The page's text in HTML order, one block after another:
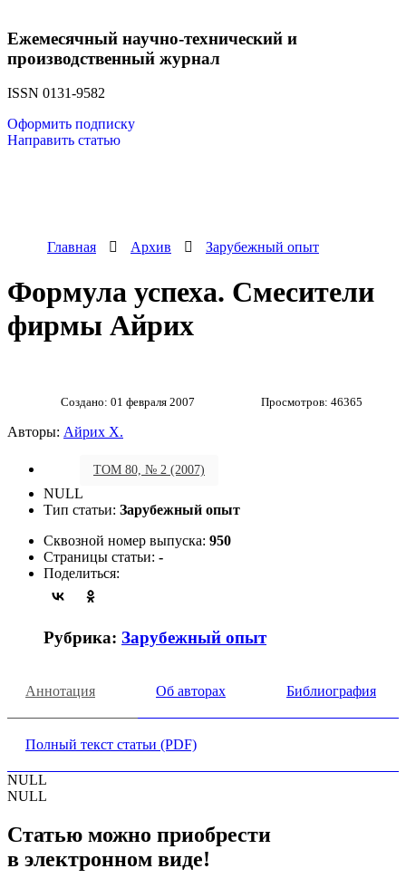
Ежемесячный научно-технический и
производственный журнал
ISSN 0131-9582
Оформить подписку
Направить статью
Главная Архив Зарубежный опыт
Формула успеха. Смесители
фирмы Айрих
Создано: 01 февраля 2007 Просмотров: 46365
Авторы: Айрих Х.
ТОМ 80, № 2 (2007)
NULL
Тип статьи: Зарубежный опыт
Сквозной номер выпуска: 950
Страницы статьи: -
Поделиться:
Рубрика: Зарубежный опыт
Аннотация Об авторах Библиография
Полный текст статьи (PDF)
NULL
NULL
Статью можно приобрести
в электронном виде!